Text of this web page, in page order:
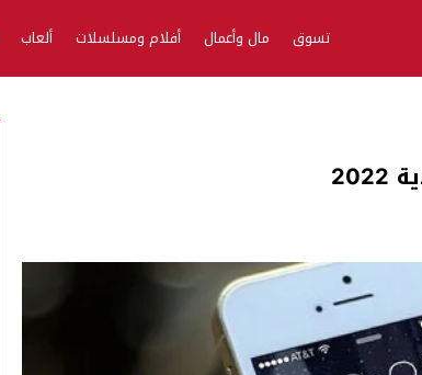
تسوق مال وأعمال أفلام ومسلسلات ألعاب